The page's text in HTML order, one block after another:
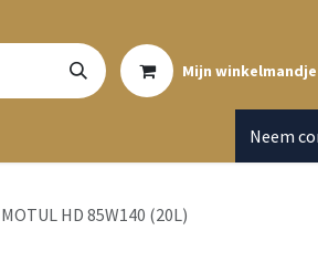
Mijn winkelmandje
Neem
MOTUL HD 85W140 (20L)